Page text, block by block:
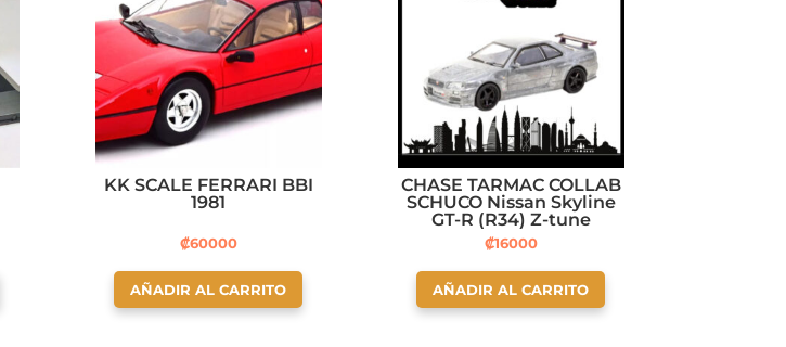
KK SCALE FERRARI BBI
1981
₡60000
AÑADIR AL CARRITO
CHASE TARMAC COLLAB
SCHUCO Nissan Skyline
GT-R (R34) Z-tune
Midnight Purple III
₡16000
AÑADIR AL CARRITO